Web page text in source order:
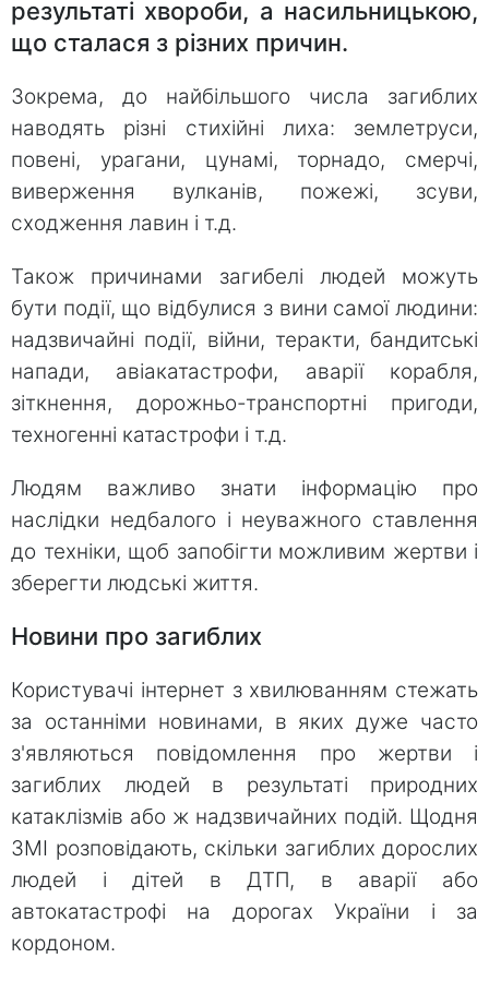
результаті хвороби, а насильницькою,
що сталася з різних причин.
Зокрема, до найбільшого числа загиблих
наводять різні стихійні лиха: землетруси,
повені, урагани, цунамі, торнадо, смерчі,
виверження вулканів, пожежі, зсуви,
сходження лавин і т.д.
Також причинами загибелі людей можуть
бути події, що відбулися з вини самої людини:
надзвичайні події, війни, теракти, бандитські
напади, авіакатастрофи, аварії корабля,
зіткнення, дорожньо-транспортні пригоди,
техногенні катастрофи і т.д.
Людям важливо знати інформацію про
наслідки недбалого і неуважного ставлення
до техніки, щоб запобігти можливим жертви і
зберегти людські життя.
Новини про загиблих
Користувачі інтернет з хвилюванням стежать
за останніми новинами, в яких дуже часто
з'являються повідомлення про жертви і
загиблих людей в результаті природних
катаклізмів або ж надзвичайних подій. Щодня
ЗМІ розповідають, скільки загиблих дорослих
людей і дітей в ДТП, в аварії або
автокатастрофі на дорогах України і за
кордоном.